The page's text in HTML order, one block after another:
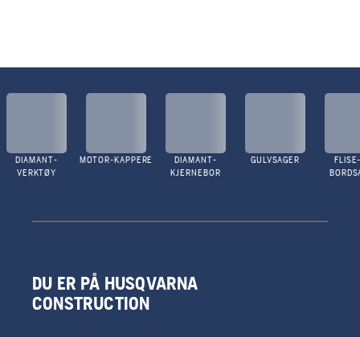
DIAMANT-
VERKTØY
MOTOR-KAPPERE
DIAMANT-
KJERNEBOR
GULVSAGER
DU ER PÅ HUSQVARNA
CONSTRUCTION